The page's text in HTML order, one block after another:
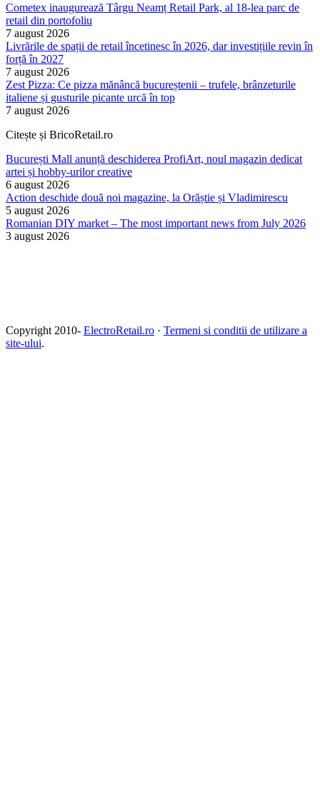
Cometex inaugurează Târgu Neamț Retail Park, al 18-lea parc de
retail din portofoliu
7 august 2026
Livrările de spații de retail încetinesc în 2026, dar investițiile revin în
forță în 2027
7 august 2026
Zest Pizza: Ce pizza mănâncă bucureștenii – trufele, brânzeturile
italiene și gusturile picante urcă în top
7 august 2026
Citește și BricoRetail.ro
București Mall anunță deschiderea ProfiArt, noul magazin dedicat
artei și hobby-urilor creative
6 august 2026
Action deschide două noi magazine, la Orăștie și Vladimirescu
5 august 2026
Romanian DIY market – The most important news from July 2026
3 august 2026
Copyright 2010- ElectroRetail.ro · Termeni si conditii de utilizare a
site-ului.